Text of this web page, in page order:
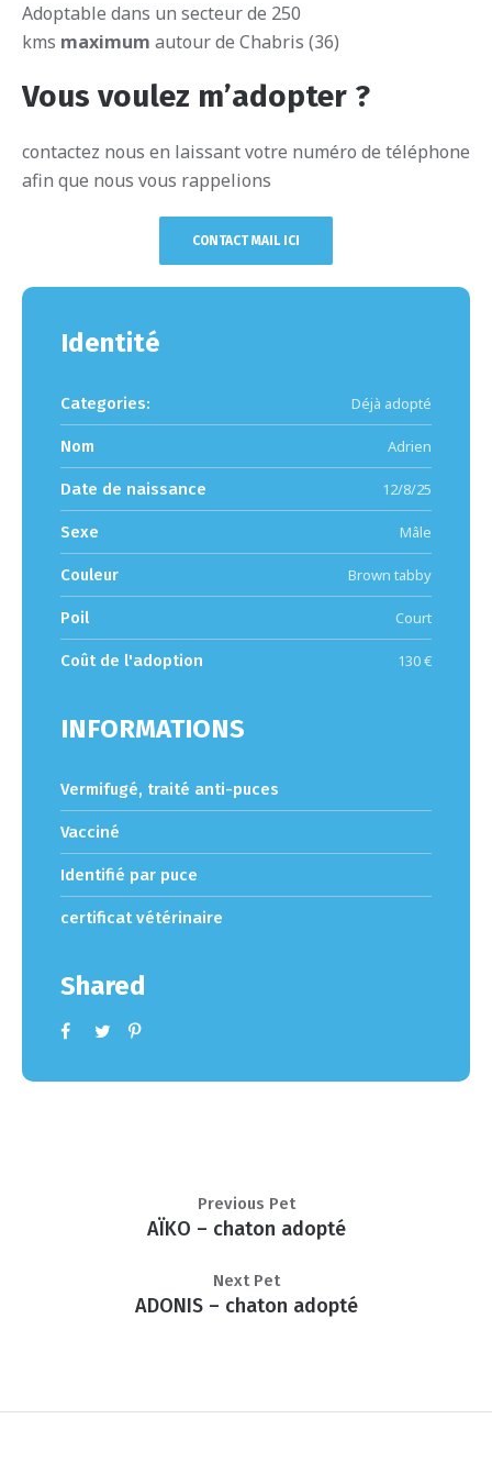
Adoptable dans un secteur de 250
kms maximum autour de Chabris (36)
Vous voulez m’adopter ?
contactez nous en laissant votre numéro de téléphone
afin que nous vous rappelions
CONTACT MAIL ICI
Identité
Categories: Déjà adopté
Nom Adrien
Date de naissance 12/8/25
Sexe Mâle
Couleur Brown tabby
Poil Court
Coût de l'adoption 130 €
INFORMATIONS
Vermifugé, traité anti-puces
Vacciné
Identifié par puce
certificat vétérinaire
Shared
AÏKO – chaton adopté
Previous Pet
ADONIS – chaton adopté
Next Pet